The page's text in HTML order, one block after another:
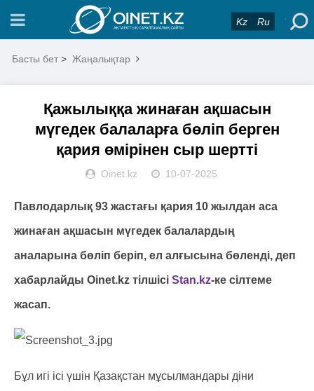
Kz Ru
Басты бет > Жаңалықтар
Қажылыққа жинаған ақшасын
мүгедек балаларға бөліп берген
қария өмірінен сыр шертті
Oinet.kz 10-07-2025
Павлодарлық 93 жастағы қария 10 жылдан аса
жинаған ақшасын мүгедек балалардың
аналарына бөліп беріп, ел алғысына бөленді, деп
хабарлайды Oinet.kz тілшісі Stan.kz-ке сілтеме
жасап.
Бұл игі ісі үшін Қазақстан мұсылмандары діни